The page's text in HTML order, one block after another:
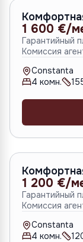
1 600 €/
Гарантийный
Комиссия
Constanta
4 комн.
1 200 €/
Гарантийный
Комиссия
Constanta
4 комн.